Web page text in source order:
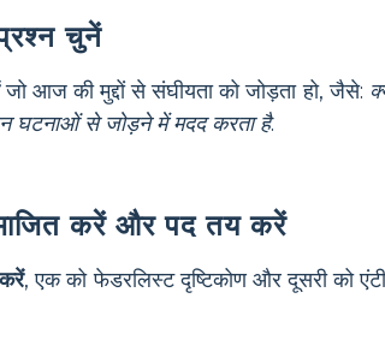
चुनें
जो आज की मुद्दों से संघीयता को जोड़ता हो, जैसे:
घटनाओं से जोड़ने में मदद करता है.
करें और पद तय करें
, एक को फेडरलिस्ट दृष्टिकोण और दूसरी को